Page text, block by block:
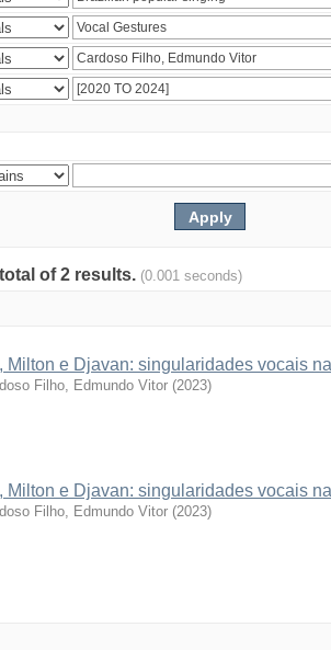
of 2 results. (0.001 seconds)
Milton e Djavan: singularidades vocais
Filho, Edmundo Vitor (2023)
Milton e Djavan: singularidades vocais
Filho, Edmundo Vitor (2023)